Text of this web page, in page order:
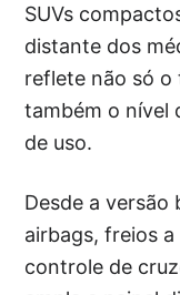
SUVs
distante dos
reflete não só
também o nível
de uso.
Desde a versão
airbags, freios
controle de